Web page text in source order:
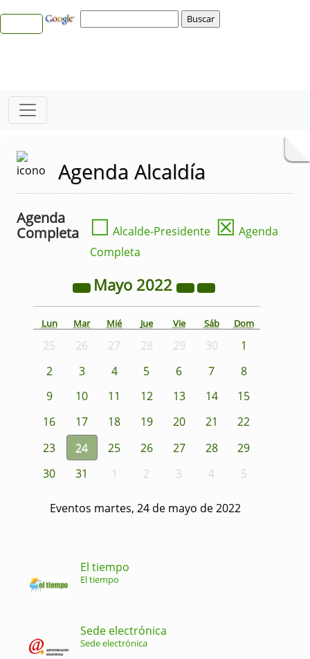
Agenda Alcaldía
Agenda
Completa
☐ Alcalde-Presidente ☒ Agenda
Completa
Mayo 2022
Lun Mar Mié Jue Vie Sáb Dom
25 26 27 28 29 30
1
2
3 4 5 6 7
8
9
10 11 12 13 14
15
16
17 18 19 20 21
22
23
24 25 26 27 28
29
30
31 1 2 3 4 5
Eventos martes, 24 de mayo de 2022
El tiempo
El tiempo
Sede electrónica
Sede electrónica